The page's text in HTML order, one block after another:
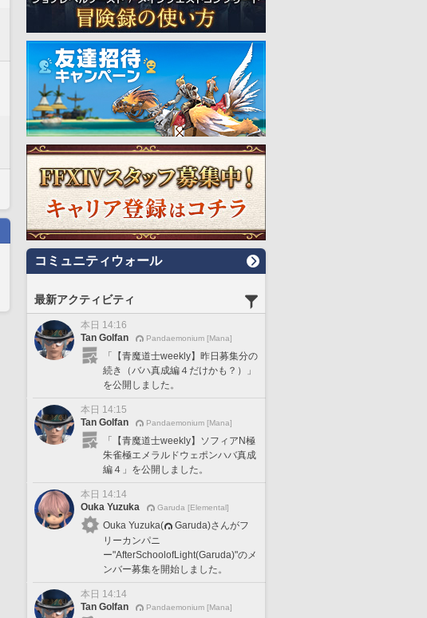
コミュニティウォール
最新アクティビティ
本日 14:16
Tan Golfan
Pandaemonium [Mana]
「【青魔道士weekly】昨日募集分の
続き（バハ真成編４だけかも？）」
を公開しました。
本日 14:15
Tan Golfan
Pandaemonium [Mana]
「【青魔道士weekly】ソフィアN極
朱雀極エメラルドウェポンハバ真成
編４」を公開しました。
本日 14:14
Ouka Yuzuka
Garuda [Elemental]
Ouka Yuzuka(
Garuda)さんがフ
リーカンパニ
ー"AfterSchoolofLight(Garuda)"のメ
ンバー募集を開始しました。
本日 14:14
Tan Golfan
Pandaemonium [Mana]